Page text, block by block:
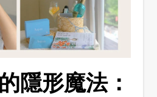
隱形魔法：